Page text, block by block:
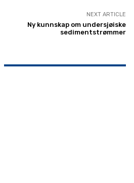
NEXT ARTICLE
Ny kunnskap om undersjøiske
sedimentstrømmer